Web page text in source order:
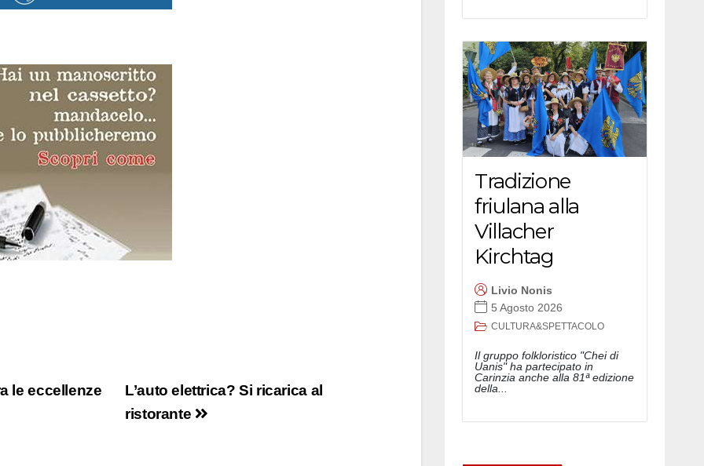
L’auto elettrica? Si ricarica al
ristorante
le eccellenze
Tradizione
friulana alla
Villacher
Kirchtag
Livio Nonis
5 Agosto 2026
CULTURA&SPETTACOLO
Il gruppo folkloristico "Chei di
Uanis" ha partecipato in
Carinzia anche alla 81ª edizione
della...